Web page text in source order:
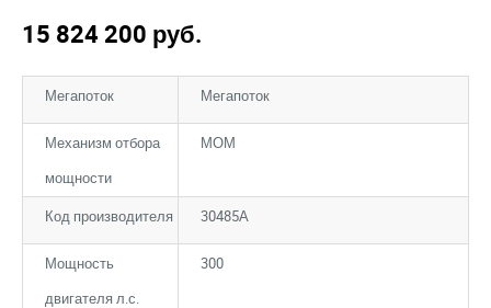
15 824 200 руб.
Мегапоток Мегапоток
Механизм отбора
мощности
МОМ
Код производителя 30485А
Мощность
двигателя л.с.
300